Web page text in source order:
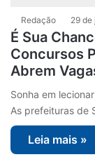
Redação 29 de
É Sua
Concursos
Abrem
Sonha em
As prefeituras de
Leia mais »